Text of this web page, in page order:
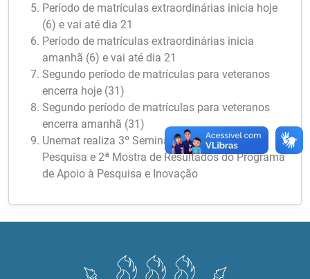
Período de matrículas extraordinárias inicia hoje
(6) e vai até dia 21
Período de matrículas extraordinárias inicia
amanhã (6) e vai até dia 21
Segundo período de matrículas para veteranos
encerra hoje (31)
Segundo período de matrículas para veteranos
encerra amanhã (31)
Unemat realiza 3º Seminário Meio Termo de
Pesquisa e 2ª Mostra de Resultados do Programa
de Apoio à Pesquisa e Inovação